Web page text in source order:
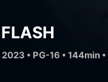
FLASH
2023 • PG-16 • 144min •